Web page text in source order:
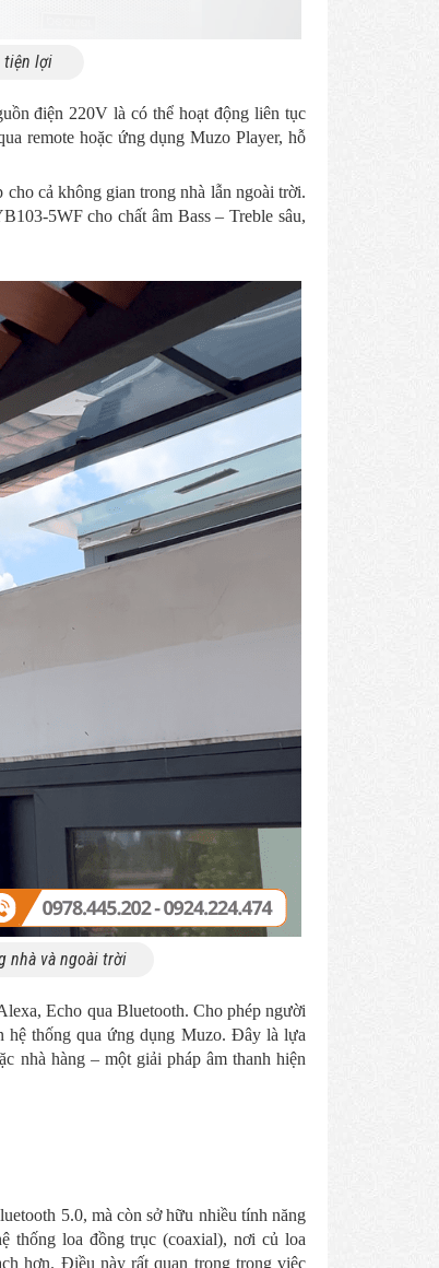
tiện lợi
điện 220V là có thể hoạt động liên tục
remote hoặc ứng dụng Muzo Player, hỗ
cả không gian trong nhà lẫn ngoài trời.
5WF cho chất âm Bass – Treble sâu,
nhà và ngoài trời
Echo qua Bluetooth. Cho phép người
hệ thống qua ứng dụng Muzo. Đây là lựa
nhà hàng – một giải pháp âm thanh hiện
5.0, mà còn sở hữu nhiều tính năng
thống loa đồng trục (coaxial), nơi củ loa
hơn. Điều này rất quan trọng trong việc